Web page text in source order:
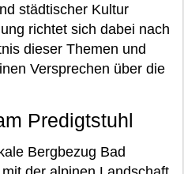
städtischer Kultur
richtet sich dabei nach
dieser Themen und
Versprechen über die
Predigtstuhl
Bergbezug Bad